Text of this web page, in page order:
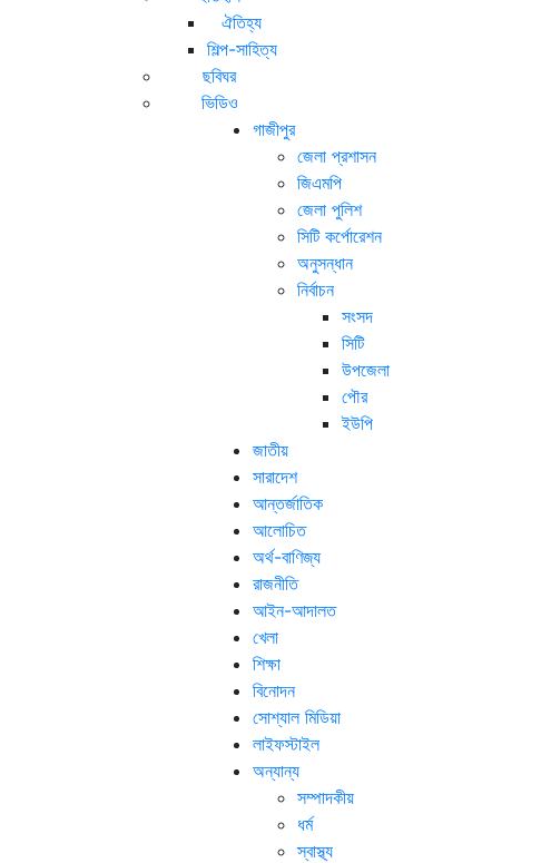
ঐতিহ্য
শিল্প-সাহিত্য
ছবিঘর
ভিডিও
গাজীপুর
জেলা প্রশাসন
জিএমপি
জেলা পুলিশ
সিটি কর্পোরেশন
অনুসন্ধান
নির্বাচন
সংসদ
সিটি
উপজেলা
পৌর
ইউপি
জাতীয়
সারাদেশ
আন্তর্জাতিক
আলোচিত
অর্থ-বাণিজ্য
রাজনীতি
আইন-আদালত
খেলা
শিক্ষা
বিনোদন
সোশ্যাল মিডিয়া
লাইফস্টাইল
অন্যান্য
সম্পাদকীয়
ধর্ম
স্বাস্থ্য